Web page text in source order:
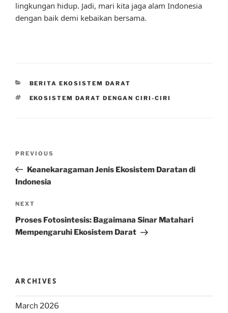
lingkungan hidup. Jadi, mari kita jaga alam Indonesia
dengan baik demi kebaikan bersama.
CATEGORIES
BERITA EKOSISTEM DARAT
TAGS
EKOSISTEM DARAT DENGAN CIRI-CIRI
Previous
Post
PREVIOUS
Keanekaragaman Jenis Ekosistem Daratan di
Indonesia
Next
Post
NEXT
Proses Fotosintesis: Bagaimana Sinar Matahari
Mempengaruhi Ekosistem Darat
ARCHIVES
March 2026